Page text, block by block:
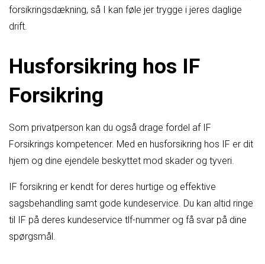
forsikringsdækning, så I kan føle jer trygge i jeres daglige
drift.
Husforsikring hos IF
Forsikring
Som privatperson kan du også drage fordel af IF
Forsikrings kompetencer. Med en husforsikring hos IF er dit
hjem og dine ejendele beskyttet mod skader og tyveri.
IF forsikring er kendt for deres hurtige og effektive
sagsbehandling samt gode kundeservice. Du kan altid ringe
til IF på deres kundeservice tlf-nummer og få svar på dine
spørgsmål.